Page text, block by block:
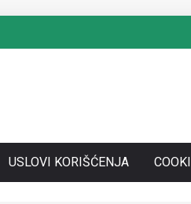
USLOVI KORIŠĆENJA